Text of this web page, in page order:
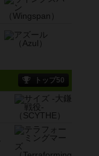
トップ50